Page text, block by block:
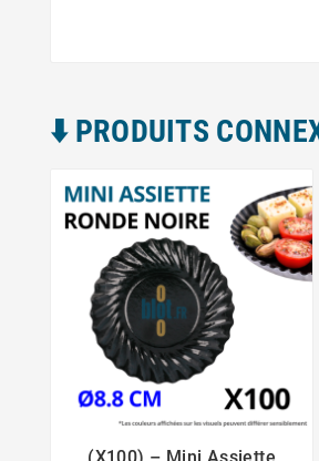
⬇️​ PRODUITS